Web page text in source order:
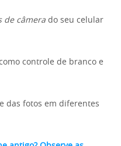
de câmera do seu celular
controle de branco e
das fotos em diferentes